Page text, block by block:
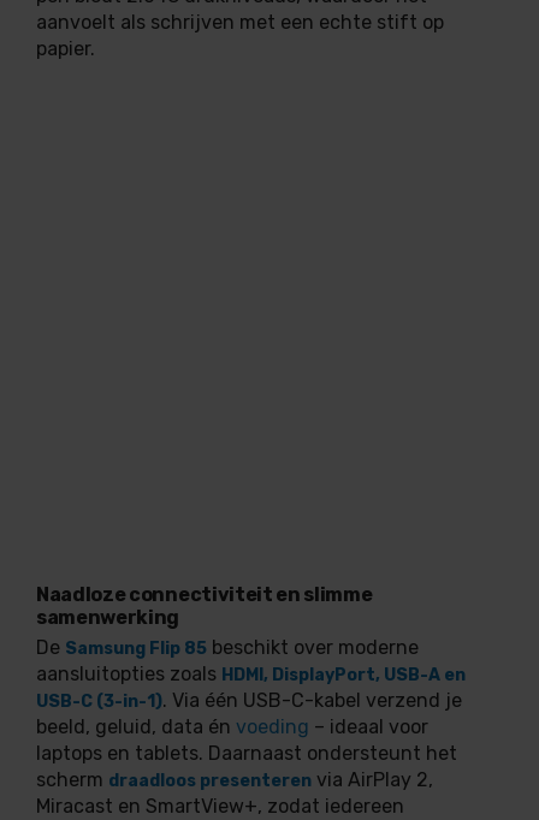
aanvoelt als schrijven met een echte stift op
papier.
Naadloze connectiviteit en slimme
samenwerking
De Samsung Flip 85 beschikt over moderne
aansluitopties zoals HDMI, DisplayPort, USB-A en
USB-C (3-in-1). Via één USB-C-kabel verzend je
beeld, geluid, data én voeding – ideaal voor
laptops en tablets. Daarnaast ondersteunt het
scherm draadloos presenteren via AirPlay 2,
Miracast en SmartView+, zodat iedereen